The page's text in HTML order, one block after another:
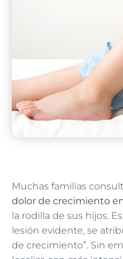
Muchas familias
dolor de crecimiento
la rodilla de sus hijos.
lesión evidente, se
de crecimiento”. Sin